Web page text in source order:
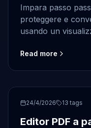
Impara passo
proteggere e
usando un
e mantiene i tuoi
Read more
pdf24/4/2026 13 tags
Editor PDF a